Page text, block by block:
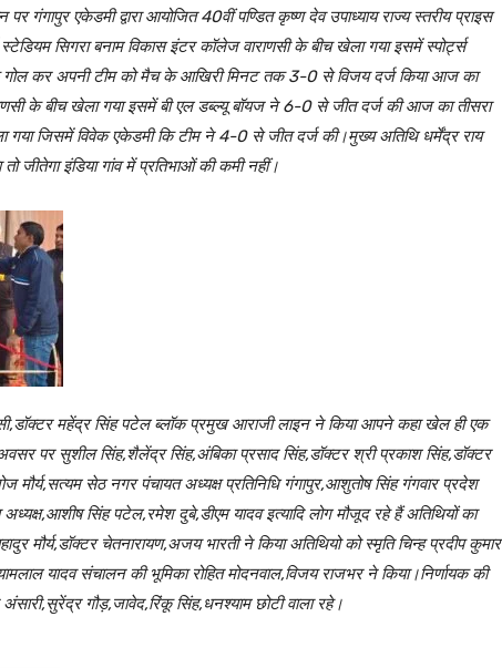
गंगापुर एकेडमी द्वारा आयोजित 40वीं पण्डित कृष्ण देव उपाध्याय राज्य स्तरीय प्राइस
स्टेडियम सिगरा बनाम विकास इंटर कॉलेज वाराणसी के बीच खेला गया इसमें स्पोर्ट्स
गोल कर अपनी टीम को मैच के आखिरी मिनट तक 3-0 से विजय दर्ज किया आज का
के बीच खेला गया इसमें बी एल डब्ल्यू बॉयज ने 6-0 से जीत दर्ज की आज का तीसरा
जिसमें विवेक एकेडमी कि टीम ने 4-0 से जीत दर्ज की।मुख्य अतिथि धर्मेंद्र राय
जीतेगा इंडिया गांव में प्रतिभाओं की कमी नहीं।
महेंद्र सिंह पटेल ब्लॉक प्रमुख आराजी लाइन ने किया आपने कहा खेल ही एक
पर सुशील सिंह,शैलेंद्र सिंह,अंबिका प्रसाद सिंह,डॉक्टर श्री प्रकाश सिंह,डॉक्टर
मौर्य,सत्यम सेठ नगर पंचायत अध्यक्ष प्रतिनिधि गंगापुर,आशुतोष सिंह गंगवार प्रदेश
सिंह पटेल,रमेश दुबे,डीएम यादव इत्यादि लोग मौजूद रहे हैं अतिथियों का
मौर्य,डॉक्टर चेतनारायण,अजय भारती ने किया अतिथियो को स्मृति चिन्ह प्रदीप कुमार
यादव संचालन की भूमिका रोहित मोदनवाल,विजय राजभर ने किया।निर्णायक की
गौड़,जावेद,रिंकू सिंह,धनश्याम छोटी वाला रहे।